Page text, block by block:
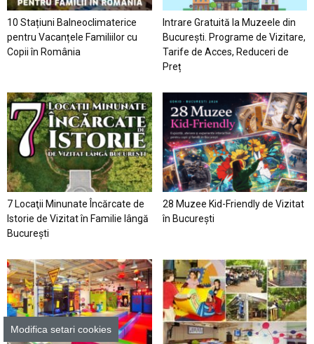
10 Stațiuni Balneoclimaterice
pentru Vacanțele Familiilor cu
Copii în România
Intrare Gratuită la Muzeele din
București. Programe de Vizitare,
Tarife de Acces, Reduceri de
Preț
7 Locaţii Minunate Încărcate de
Istorie de Vizitat în Familie lângă
București
28 Muzee Kid-Friendly de Vizitat
în București
Modifica setari cookies